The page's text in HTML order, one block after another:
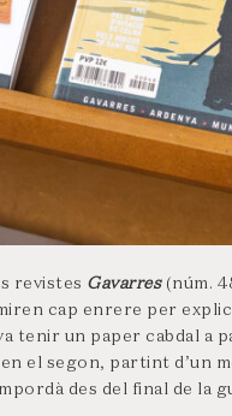
revistes Gavarres (núm.
cap enrere per
tenir un paper cabdal a
el segon, partint d’un
des del final de la